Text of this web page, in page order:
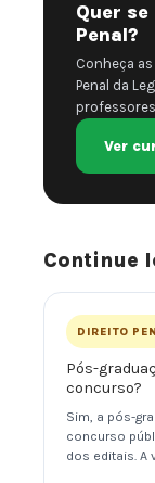
Quer
Penal?
Conheça
Penal da
Ver
Continue
DIREITO
Pós-
concurso?
Sim, a pós-
concurso
dos editais. A